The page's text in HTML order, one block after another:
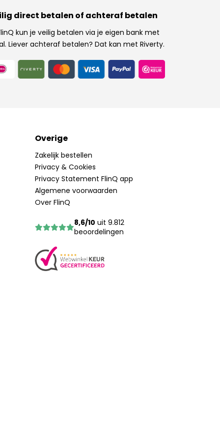
direct betalen of achteraf betalen
kun je veilig betalen via je eigen bank met
Liever achteraf betalen? Dat kan met Riverty.
Overige
Zakelijk bestellen
Privacy & Cookies
Privacy Statement FlinQ app
Algemene voorwaarden
Over FlinQ
8,6/10 uit 9.812
beoordelingen